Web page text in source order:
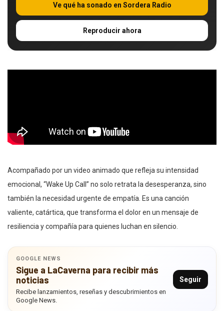
Ve qué ha sonado en Sordera Radio
Reproducir ahora
Acompañado por un video animado que refleja su intensidad
emocional, “Wake Up Call” no solo retrata la desesperanza, sino
también la necesidad urgente de empatía. Es una canción
valiente, catártica, que transforma el dolor en un mensaje de
resiliencia y compañía para quienes luchan en silencio.
GOOGLE NEWS
Sigue a LaCaverna para recibir más
noticias
Recibe lanzamientos, reseñas y descubrimientos en
Google News.
Seguir